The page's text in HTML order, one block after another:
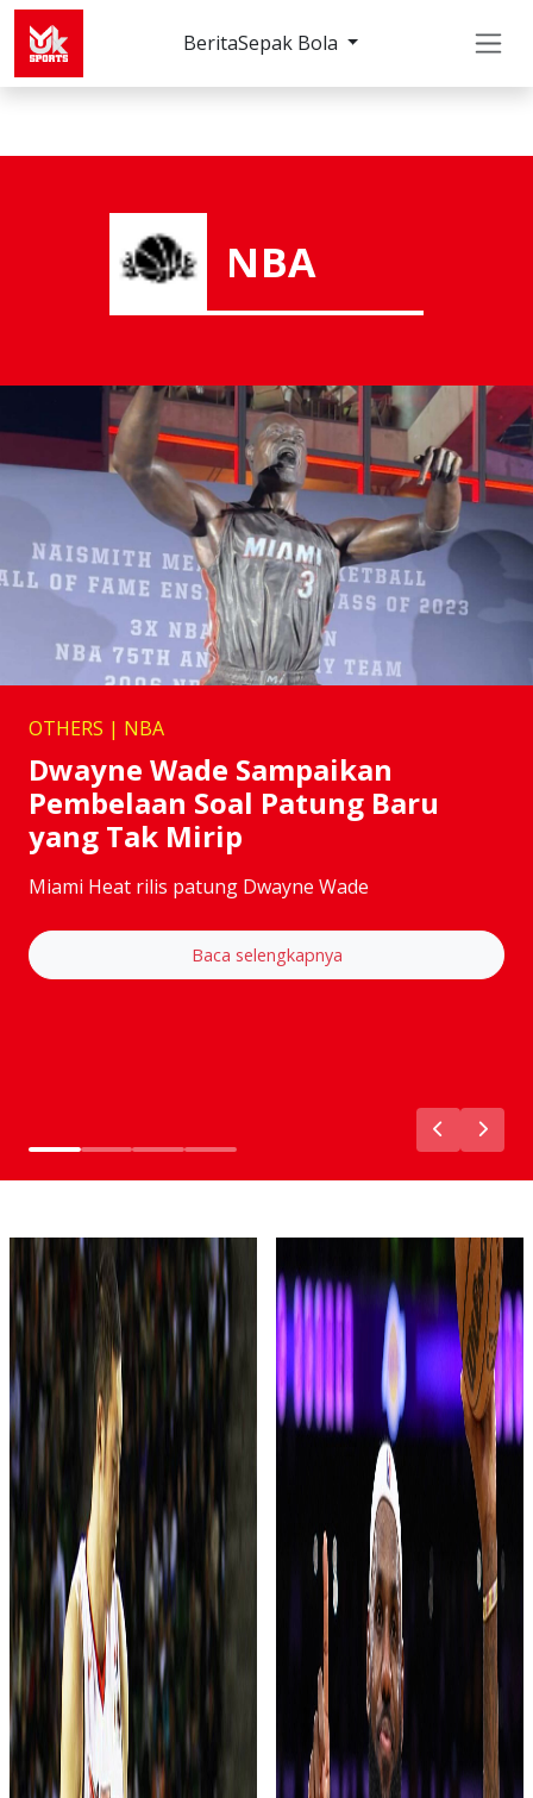
BeritaSepak Bola
NBA
OTHERS | NBA
Dwayne Wade Sampaikan
Pembelaan Soal Patung Baru
yang Tak Mirip
Miami Heat rilis patung Dwayne Wade
Baca selengkapnya